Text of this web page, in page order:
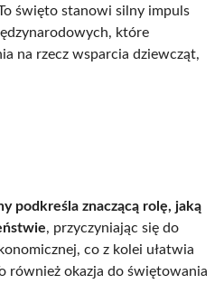
święto stanowi silny impuls
które
na rzecz wsparcia dziewcząt,
podkreśla znaczącą rolę, jaką
, przyczyniając się do
co z kolei ułatwia
również okazja do świętowania